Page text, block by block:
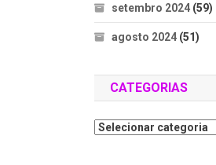
setembro 2024 (59)
agosto 2024 (51)
CATEGORIAS